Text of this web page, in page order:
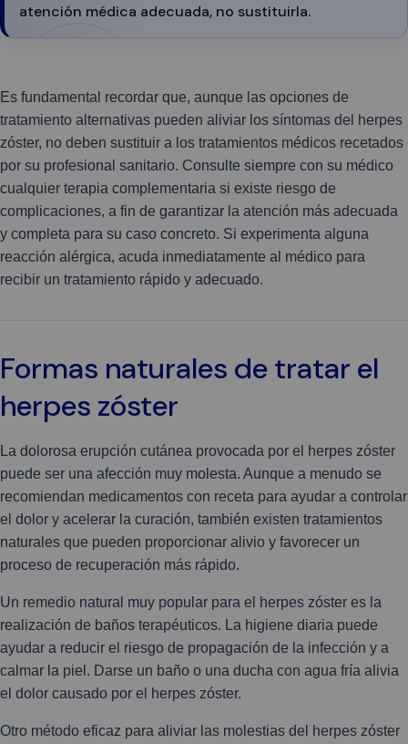
atención médica adecuada, no sustituirla.
Es fundamental recordar que, aunque las opciones de
tratamiento alternativas pueden aliviar los síntomas del herpes
zóster, no deben sustituir a los tratamientos médicos recetados
por su profesional sanitario. Consulte siempre con su médico
cualquier terapia complementaria si existe riesgo de
complicaciones, a fin de garantizar la atención más adecuada
y completa para su caso concreto. Si experimenta alguna
reacción alérgica, acuda inmediatamente al médico para
recibir un tratamiento rápido y adecuado.
Formas naturales de tratar el
herpes zóster
La dolorosa erupción cutánea provocada por el herpes zóster
puede ser una afección muy molesta. Aunque a menudo se
recomiendan medicamentos con receta para ayudar a controlar
el dolor y acelerar la curación, también existen tratamientos
naturales que pueden proporcionar alivio y favorecer un
proceso de recuperación más rápido.
Un remedio natural muy popular para el herpes zóster es la
realización de baños terapéuticos. La higiene diaria puede
ayudar a reducir el riesgo de propagación de la infección y a
calmar la piel. Darse un baño o una ducha con agua fría alivia
el dolor causado por el herpes zóster.
Otro método eficaz para aliviar las molestias del herpes zóster